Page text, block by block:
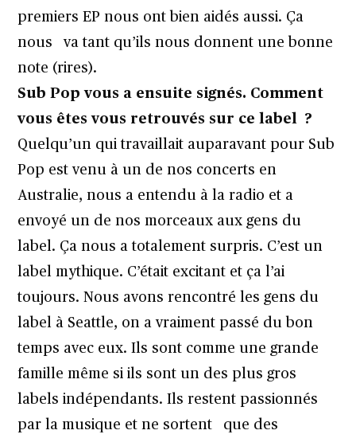
premiers EP nous ont bien aidés aussi. Ça
nous va tant qu’ils nous donnent une bonne
note (rires).
Sub Pop vous a ensuite signés. Comment
vous êtes vous retrouvés sur ce label ?
Quelqu’un qui travaillait auparavant pour Sub
Pop est venu à un de nos concerts en
Australie, nous a entendu à la radio et a
envoyé un de nos morceaux aux gens du
label. Ça nous a totalement surpris. C’est un
label mythique. C’était excitant et ça l’ai
toujours. Nous avons rencontré les gens du
label à Seattle, on a vraiment passé du bon
temps avec eux. Ils sont comme une grande
famille même si ils sont un des plus gros
labels indépendants. Ils restent passionnés
par la musique et ne sortent que des